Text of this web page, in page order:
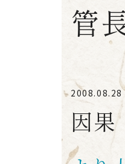
管
2008.08.28
因果